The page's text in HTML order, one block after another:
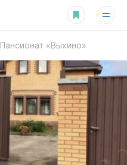
Пансионат «Выхино»